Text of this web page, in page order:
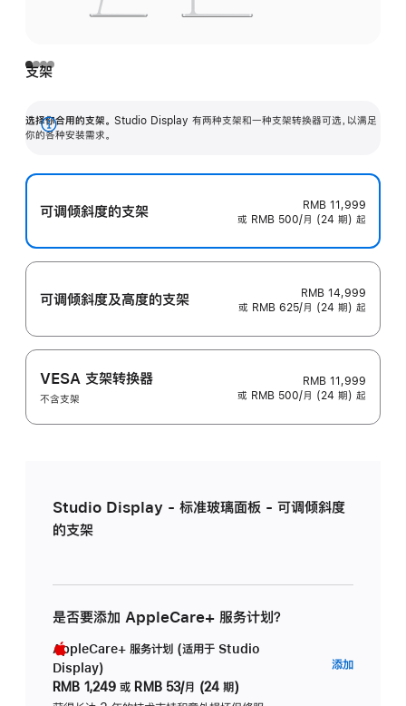
支架
选择你合用的支架。 Studio Display 有两种支架和一种支架转换器可选，以满足
你的各种安装需求。
展
可调倾斜度的支架
RMB 11,999
或 RMB 500/月 (24 期) 起
可调倾斜度及高‍度的支‍架
RMB 14,999
或 RMB 625/月 (24 期) 起
VESA 支架转换器
不含支架
RMB 11,999
或 RMB 500/月 (24 期) 起
Studio Display - 标准玻璃面板 - 可调倾斜度
的支架
是否要添加 AppleCare+ 服务计划？
AppleCare+ 服务计划 (适用于 Studio
Display)
RMB 1,249 或 RMB 53/月 (24 期)
添加